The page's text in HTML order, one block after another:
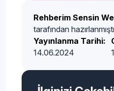
Rehberim Sensin
tarafından
Yayınlanma Tarihi:
14.06.2024